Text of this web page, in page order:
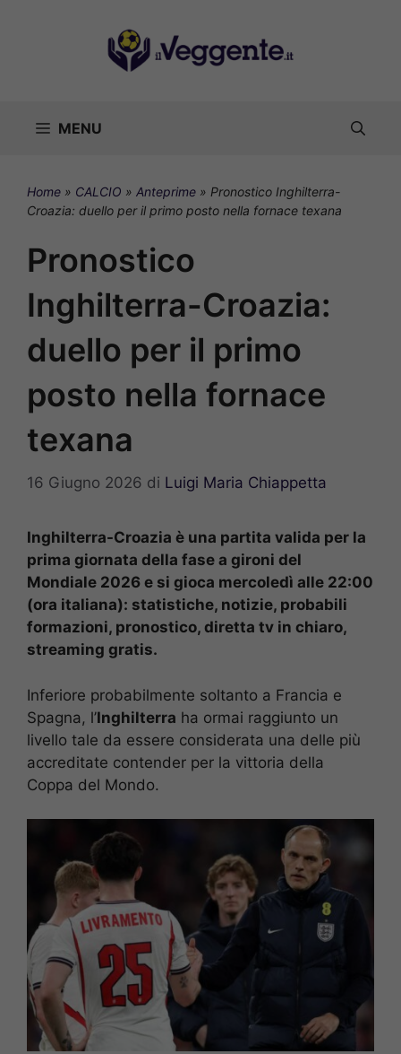
MENU
Home » CALCIO » Anteprime » Pronostico Inghilterra-
Croazia: duello per il primo posto nella fornace texana
Pronostico
Inghilterra-Croazia:
duello per il primo
posto nella fornace
texana
16 Giugno 2026 di Luigi Maria Chiappetta
Inghilterra-Croazia è una partita valida per la
prima giornata della fase a gironi del
Mondiale 2026 e si gioca mercoledì alle 22:00
(ora italiana): statistiche, notizie, probabili
formazioni, pronostico, diretta tv in chiaro,
streaming gratis.
Inferiore probabilmente soltanto a Francia e
Spagna, l’Inghilterra ha ormai raggiunto un
livello tale da essere considerata una delle più
accreditate contender per la vittoria della
Coppa del Mondo.